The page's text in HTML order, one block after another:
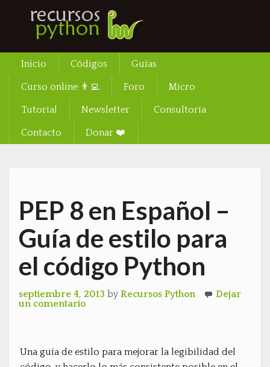
Menu
Inicio Códigos Guías
Curso online 👨‍💻 Foro Micro
Tutorial Newsletter Consultoría
Contacto Donar ❤️
PEP 8 en Español –
Guía de estilo para
el código Python
septiembre 4, 2013 by Recursos Python
Dejar
un comentario
Una guía de estilo para mejorar la legibilidad del